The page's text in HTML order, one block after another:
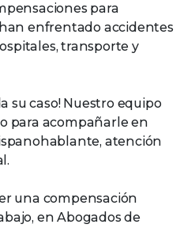
para
enfrentado accidentes
transporte y
su caso! Nuestro equipo
para acompañarle en
atención
una compensación
en Abogados de